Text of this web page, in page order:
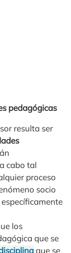
pedagógicas
resulta ser
cabo tal
proceso
socio
los
que se
que se